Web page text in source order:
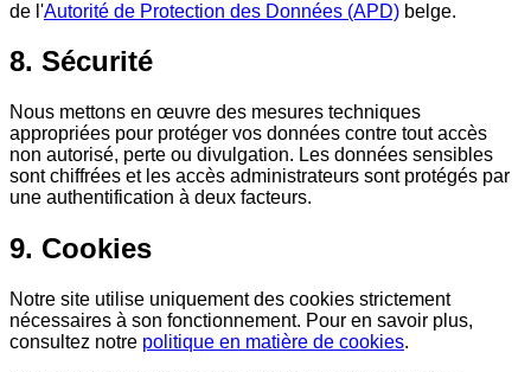
de l'Autorité de Protection des Données (APD) belge.
8. Sécurité
Nous mettons en œuvre des mesures techniques
appropriées pour protéger vos données contre tout accès
non autorisé, perte ou divulgation. Les données sensibles
sont chiffrées et les accès administrateurs sont protégés par
une authentification à deux facteurs.
9. Cookies
Notre site utilise uniquement des cookies strictement
nécessaires à son fonctionnement. Pour en savoir plus,
consultez notre politique en matière de cookies.